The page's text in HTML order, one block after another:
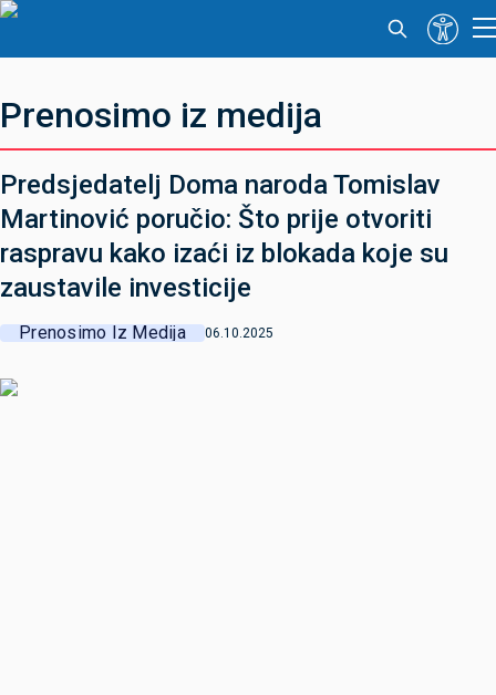
Prenosimo iz medija
Predsjedatelj Doma naroda Tomislav
Martinović poručio: Što prije otvoriti
raspravu kako izaći iz blokada koje su
zaustavile investicije
Prenosimo Iz Medija 06.10.2025